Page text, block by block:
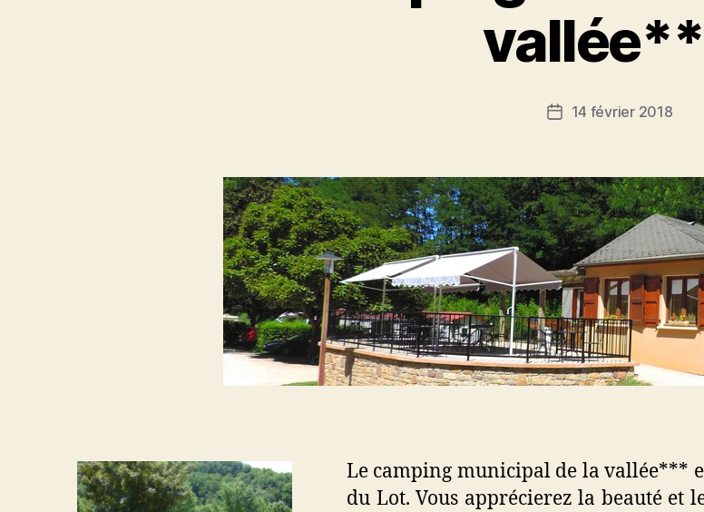
Date14 février 2018
Le camping municipal de la vallée***
du Lot. Vous apprécierez la beauté et